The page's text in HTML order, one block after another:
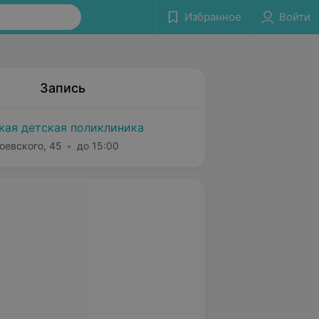
Избранное Войти
Запись
детская поликлиника
45 до 15:00